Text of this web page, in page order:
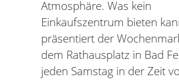
Atmosphäre. Was kein
Einkaufszentrum bieten
präsentiert der
dem Rathausplatz in Bad
jeden Samstag in der Zeit